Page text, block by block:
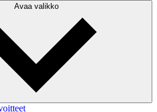
Avaa valikko